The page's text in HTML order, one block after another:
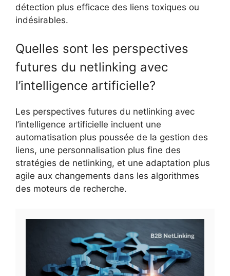
détection plus efficace des liens toxiques ou
indésirables.
Quelles sont les perspectives
futures du netlinking avec
l’intelligence artificielle?
Les perspectives futures du netlinking avec
l’intelligence artificielle incluent une
automatisation plus poussée de la gestion des
liens, une personnalisation plus fine des
stratégies de netlinking, et une adaptation plus
agile aux changements dans les algorithmes
des moteurs de recherche.